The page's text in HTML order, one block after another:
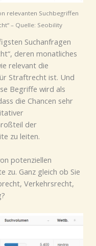
relevanten Suchbegriffen
– Quelle: Seobility
Suchanfragen
deren monatliches
relevant die
Straftrecht ist. Und
Begriffe wird als
die Chancen sehr
der
zu leiten.
potenziellen
zu. Ganz gleich ob Sie
Verkehrsrecht,